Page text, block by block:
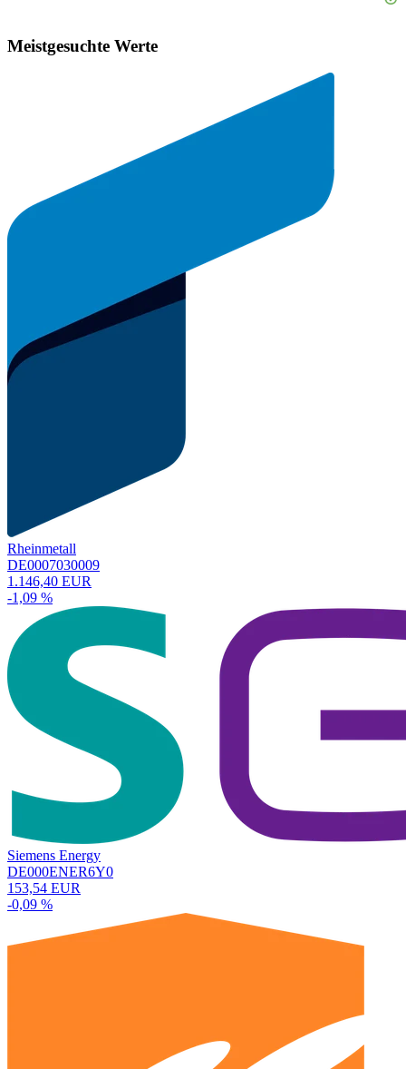
Meistgesuchte Werte
Rheinmetall
DE0007030009
1.146,40 EUR
-1,09 %
Siemens Energy
DE000ENER6Y0
153,54 EUR
-0,09 %